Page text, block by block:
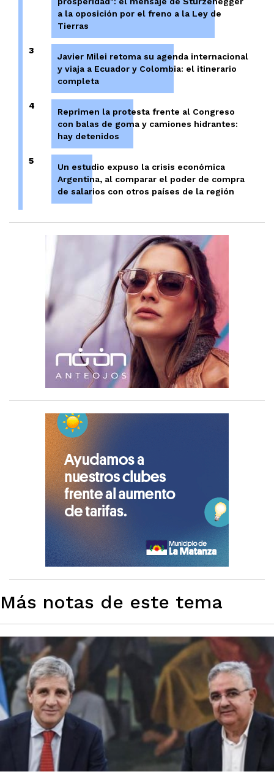
a la oposición por el freno a la Ley de
Tierras
3
Javier Milei retoma su agenda internacional
y viaja a Ecuador y Colombia: el itinerario
completa
4
Reprimen la protesta frente al Congreso
con balas de goma y camiones hidrantes:
hay detenidos
5
Un estudio expuso la crisis económica
Argentina, al comparar el poder de compra
de salarios con otros países de la región
Más notas de este tema